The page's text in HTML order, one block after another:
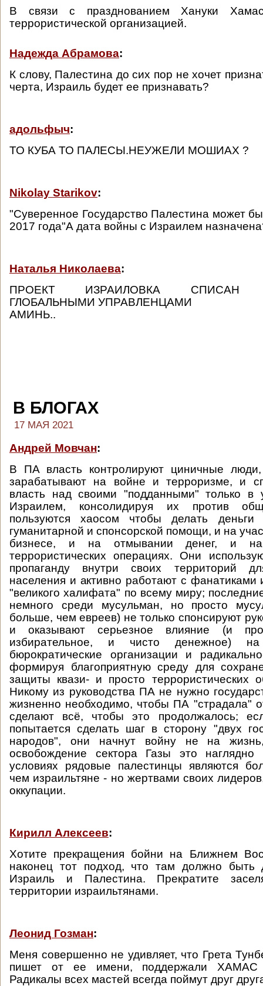
В связи с празднованием Хануки
террористической организацией.
Надежда Абрамова:
К слову, Палестина до сих пор не хочет
черта, Израиль будет ее признавать?
адольфыч:
ТО КУБА ТО ПАЛЕСЫ.НЕУЖЕЛИ МОШИАХ ?
Nikolay Starikov:
"Суверенное Государство Палестина может
2017 года"А дата войны с Израилем
Наталья Николаева:
ПРОЕКТ ИЗРАИЛОВКА СПИСАН
ГЛОБАЛЬНЫМИ УПРАВЛЕНЦАМИ
АМИНЬ..
В БЛОГАХ
17 МАЯ 2021
Андрей Мовчан:
В ПА власть контролируют циничные
зарабатывают на войне и терроризме, и
власть над своими "подданными" только в
Израилем, консолидируя их против
пользуются хаосом чтобы делать деньги
гуманитарной и спонсорской помощи, и на
бизнесе, и на отмывании денег, и на
террористических операциях. Они
пропаганду внутри своих территорий
населения и активно работают с фанатиками
"великого халифата" по всему миру;
немного среди мусульман, но просто
больше, чем евреев) не только спонсируют
и оказывают серьезное влияние (и
избирательное, и чисто денежное) на
бюрократические организации и
формируя благоприятную среду для
защиты квази- и просто террористических
Никому из руководства ПА не нужно
жизненно необходимо, чтобы ПА "страдала"
сделают всё, чтобы это продолжалось;
попытается сделать шаг в сторону "двух
народов", они начнут войну не на
освобождение сектора Газы это наглядно
условиях рядовые палестинцы являются
чем израильтяне - но жертвами своих
оккупации.
Кирилл Алексеев:
Хотите прекращения бойни на Ближнем
наконец тот подход, что там должно быть
Израиль и Палестина. Прекратите
территории израильтянами.
Леонид Гозман:
Меня совершенно не удивляет, что Грета
пишет от ее имени, поддержали ХАМАС
Радикалы всех мастей всегда поймут друг